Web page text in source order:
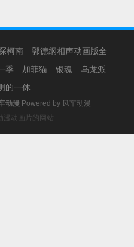
柯南
郭德纲相声动画版全
季 加菲猫 银魂
乌龙派
的一休
动漫 Powered by 风车动漫
漫动画片的网站